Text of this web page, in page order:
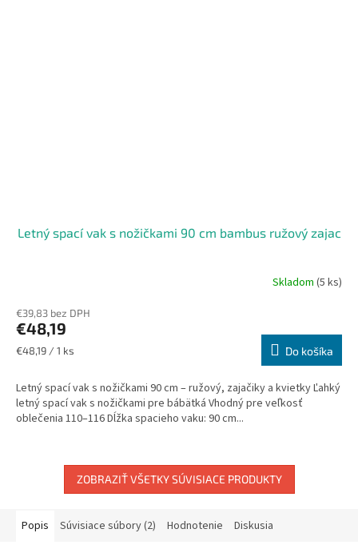
Letný spací vak s nožičkami 90 cm bambus ružový zajac
Skladom (5 ks)
€39,83 bez DPH
€48,19
Jednotková
€48,19 / 1 ks Do košíka
Letný spací vak s nožičkami 90 cm – ružový, zajačiky a kvietky Ľahký
letný spací vak s nožičkami pre bábätká Vhodný pre veľkosť
oblečenia 110–116 Dĺžka spacieho vaku: 90 cm...
ZOBRAZIŤ VŠETKY SÚVISIACE PRODUKTY
Popis Súvisiace súbory (2) Hodnotenie Diskusia